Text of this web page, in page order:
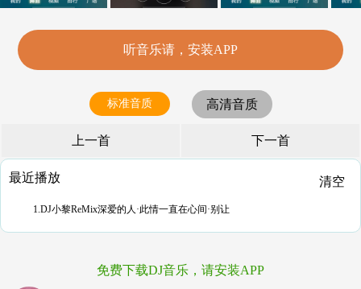
听音乐请，安装APP
标准音质 高清音质
上一首 下一首
最近播放 清空
1.DJ小黎ReMix深爱的人·此情一直在心间·别让
免费下载DJ音乐，请安装APP